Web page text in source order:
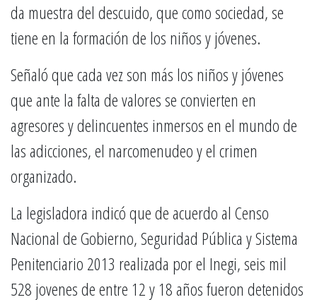
da muestra del descuido, que como sociedad, se
tiene en la formación de los niños y jóvenes.
Señaló que cada vez son más los niños y jóvenes
que ante la falta de valores se convierten en
agresores y delincuentes inmersos en el mundo de
las adicciones, el narcomenudeo y el crimen
organizado.
La legisladora indicó que de acuerdo al Censo
Nacional de Gobierno, Seguridad Pública y Sistema
Penitenciario 2013 realizada por el Inegi, seis mil
528 jovenes de entre 12 y 18 años fueron detenidos